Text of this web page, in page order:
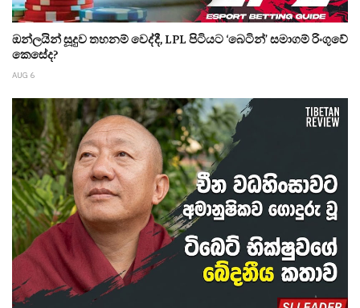
ඔන්ලයින් සූදුව තහනම් වෙද්දී, LPL පිටියට ‘බෙටින්’ සමාගම් රිංගුවේ
කෙසේද?
AUG 6